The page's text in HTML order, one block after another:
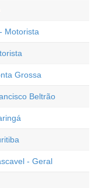
Motorista
Grossa
Beltrão
- Geral